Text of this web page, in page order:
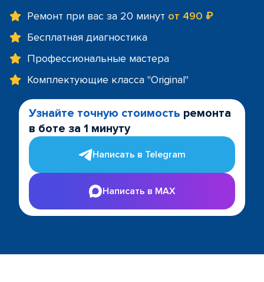
Ремонт при вас за 20 минут от 490 ₽
Бесплатная диагностика
Профессиональные мастера
Комплектующие класса "Original"
Узнайте точную стоимость ремонта
в боте за 1 минуту
Написать в Telegram
Написать в MAX